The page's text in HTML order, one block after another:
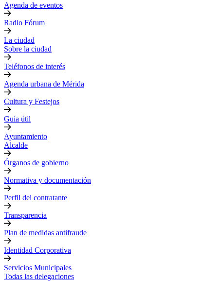
Agenda de eventos
Radio Fórum
La ciudad
Sobre la ciudad
Teléfonos de interés
Agenda urbana de Mérida
Cultura y Festejos
Guía útil
Ayuntamiento
Alcalde
Órganos de gobierno
Normativa y documentación
Perfil del contratante
Transparencia
Plan de medidas antifraude
Identidad Corporativa
Servicios Municipales
Todas las delegaciones